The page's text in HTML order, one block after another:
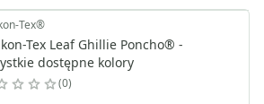
Tex®
Tex Leaf Ghillie Poncho® -
dostępne kolory
0